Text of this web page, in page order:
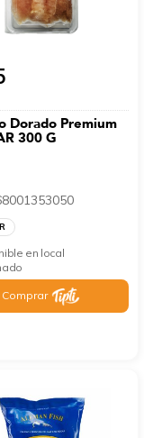
Dorado Premium
300 G
en local
Comprar